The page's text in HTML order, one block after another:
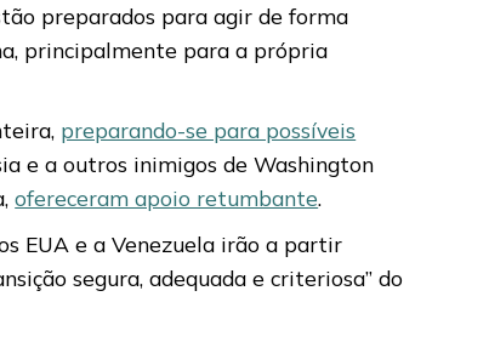
preparados para agir de forma
principalmente para a própria
preparando-se para possíveis
e a outros inimigos de Washington
ofereceram apoio retumbante.
EUA e a Venezuela irão a partir
segura, adequada e criteriosa” do